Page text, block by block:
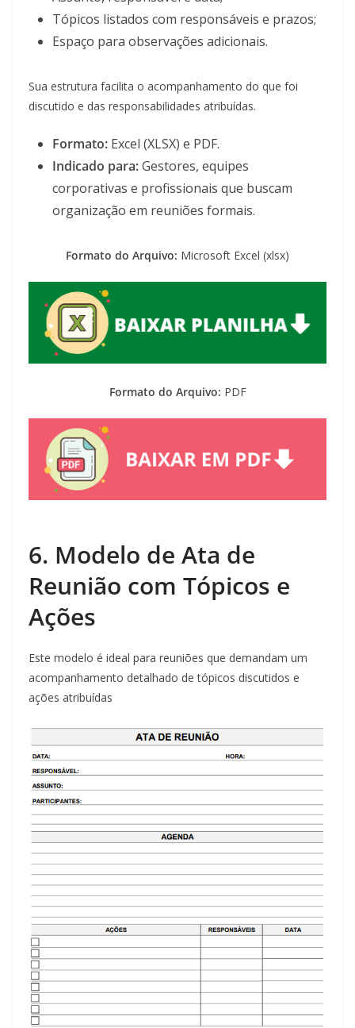
Tópicos listados com responsáveis e prazos;
Espaço para observações adicionais.
Sua estrutura facilita o acompanhamento do que foi
discutido e das responsabilidades atribuídas.
Formato: Excel (XLSX) e PDF.
Indicado para:Gestores, equipes
corporativas e profissionais que buscam
organização em reuniões formais.
Formato do Arquivo: Microsoft Excel (xlsx)
Formato do Arquivo: PDF
6. Modelo de Ata de
Reunião com Tópicos e
Ações
Este modelo é ideal para reuniões que demandam um
acompanhamento detalhado de tópicos discutidos e
ações atribuídas